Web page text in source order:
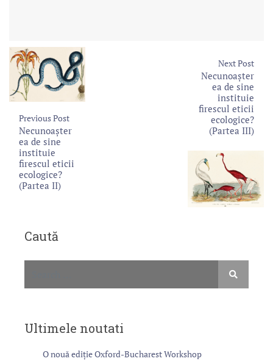
Previous Post
Necunoașter
ea de sine
instituie
firescul eticii
ecologice?
(Partea II)
Next Post
Necunoașter
ea de sine
instituie
firescul eticii
ecologice?
(Partea III)
Caută
Ultimele noutati
O nouă ediție Oxford-Bucharest Workshop